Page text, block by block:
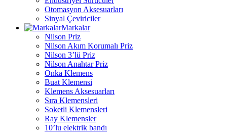
Otomasyon Aksesuarları
Sinyal Çeviriciler
Markalar
Nilson Priz
Nilson Akım Korumalı Priz
Nilson 3’lü Priz
Nilson Anahtar Priz
Onka Klemens
Buat Klemensi
Klemens Aksesuarları
Sıra Klemensleri
Soketli Klemensleri
Ray Klemensler
10’lu elektrik bandı